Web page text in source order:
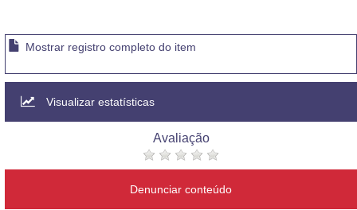
Mostrar registro completo do item
Visualizar estatísticas
Avaliação
Denunciar conteúdo